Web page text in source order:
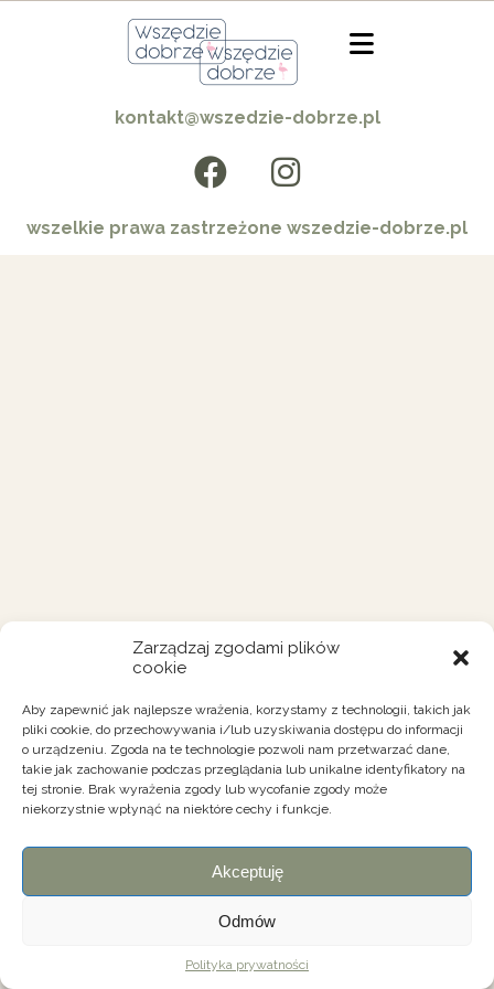
Zarządzaj zgodami plików
cookie
Aby zapewnić jak najlepsze wrażenia, korzystamy z technologii, takich jak
pliki cookie, do przechowywania i/lub uzyskiwania dostępu do informacji
o urządzeniu. Zgoda na te technologie pozwoli nam przetwarzać dane,
takie jak zachowanie podczas przeglądania lub unikalne identyfikatory na
tej stronie. Brak wyrażenia zgody lub wycofanie zgody może
niekorzystnie wpłynąć na niektóre cechy i funkcje.
Akceptuję
Odmów
Polityka prywatności
kontakt@wszedzie-dobrze.pl
wszelkie prawa zastrzeżone wszedzie-dobrze.pl